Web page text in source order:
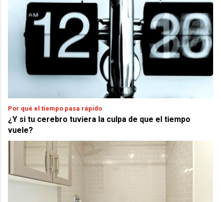
Por qué el tiempo pasa rápido
¿Y si tu cerebro tuviera la culpa de que el tiempo
vuele?